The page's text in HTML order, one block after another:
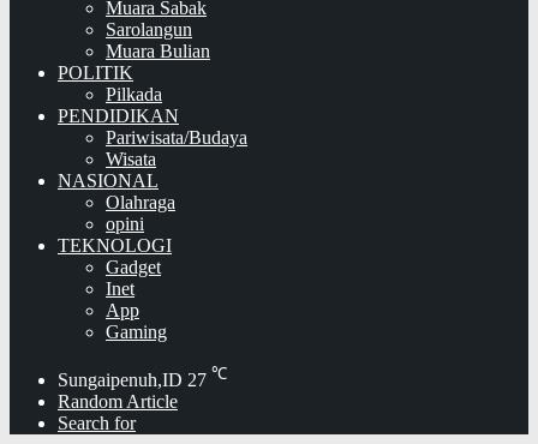
Muara Sabak
Sarolangun
Muara Bulian
POLITIK
Pilkada
PENDIDIKAN
Pariwisata/Budaya
Wisata
NASIONAL
Olahraga
opini
TEKNOLOGI
Gadget
Inet
App
Gaming
Sungaipenuh,ID 27 ℃
Random Article
Search for